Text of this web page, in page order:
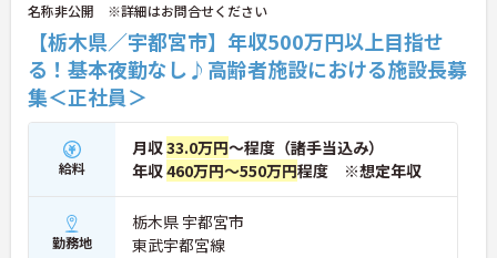
名称非公開 ※詳細はお問合せください
【栃木県／宇都宮市】年収500万円以上目指せ
る！基本夜勤なし♪高齢者施設における施設長募
集＜正社員＞
給料
月収33.0万円～程度（諸手当込み）
年収460万円～550万円程度 ※想定年収
勤務地
栃木県 宇都宮市
東武宇都宮線